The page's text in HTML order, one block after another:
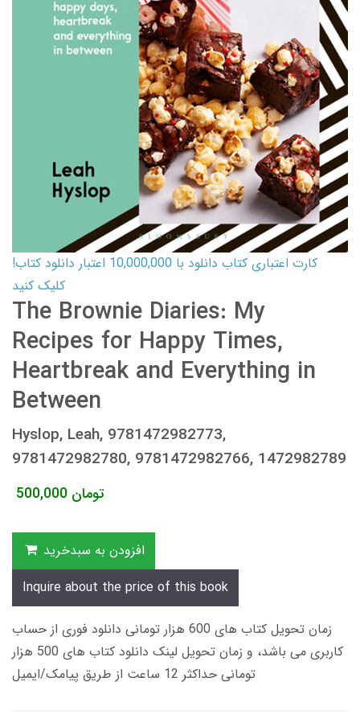
کارت اعتباری کتاب دانلود با 10,000,000 اعتبار دانلود کتاب!
کلیک کنید
The Brownie Diaries: My
Recipes for Happy Times,
Heartbreak and Everything in
Between
Hyslop, Leah, 9781472982773,
9781472982780, 9781472982766, 1472982789
500,000 تومان
افزودن به سبدخرید
Inquire about the price of this book
زمان تحویل کتاب های 600 هزار تومانی دانلود فوری از حساب
کاربری می باشد، و زمان تحویل لینک دانلود کتاب های 500 هزار
تومانی حداکثر 12 ساعت از طریق پیامک/ایمیل